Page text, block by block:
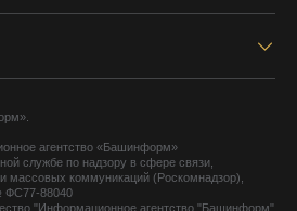
агентство «Башинформ»
службе по надзору в сфере связи,
массовых коммуникаций (Роскомнадзор),
ФС77-88040
"Информационное агентство "Башинформ"